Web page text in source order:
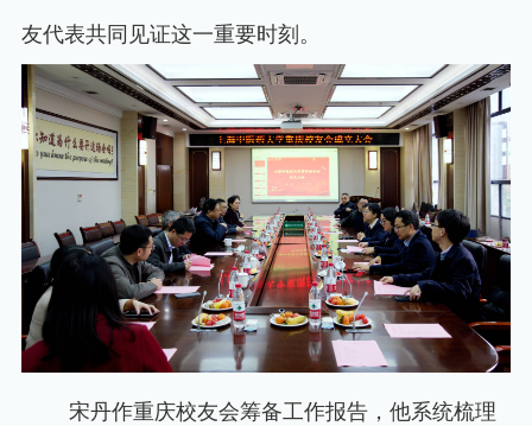
友代表共同见证这一重要时刻。
宋丹作重庆校友会筹备工作报告，他系统梳理